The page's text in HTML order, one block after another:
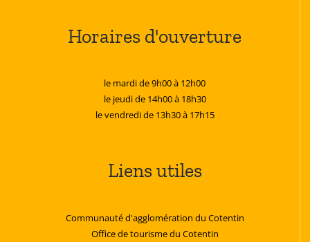
Horaires d'ouverture
le mardi de 9h00 à 12h00
le jeudi de 14h00 à 18h30
le vendredi de 13h30 à 17h15
Liens utiles
Communauté d'agglomération du Cotentin
Office de tourisme du Cotentin